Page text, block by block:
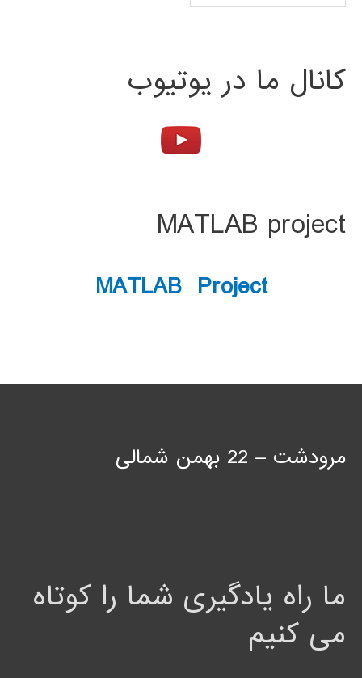
کانال ما در یوتیوب
MATLAB project
MATLAB Project
مرودشت – 22 بهمن شمالی
ما راه یادگیری شما را کوتاه
می کنیم